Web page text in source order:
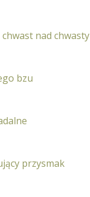
nad chwasty
bzu
przysmak